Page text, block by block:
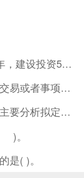
某建设项目建设期3年，生产经营期17年，建设投资5500万元
我国《企业会计准则》规定，企业按照交易或者事项的经济特征确定
对于非经营性技术方案，经济效果评价主要分析拟定方案的( )。
)。
是( )。